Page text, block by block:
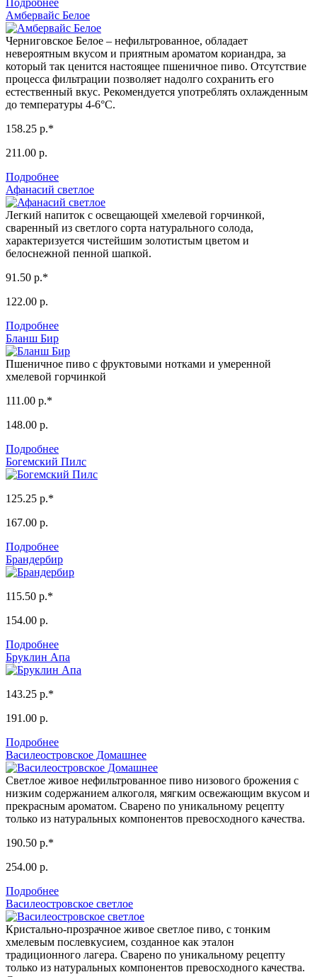
Подробнее
Амбервайс Белое
Черниговское Белое – нефильтрованное, обладает
невероятным вкусом и приятным ароматом кориандра, за
который так ценится настоящее пшеничное пиво. Отсутствие
процесса фильтрации позволяет надолго сохранить его
естественный вкус. Рекомендуется употреблять охлажденным
до температуры 4-6°С.
158.25 р.*
211.00 р.
Подробнее
Афанасий светлое
Легкий напиток с освещающей хмелевой горчинкой,
сваренный из светлого сорта натурального солода,
характеризуется чистейшим золотистым цветом и
белоснежной пенной шапкой.
91.50 р.*
122.00 р.
Подробнее
Бланш Бир
Пшеничное пиво с фруктовыми нотками и умеренной
хмелевой горчинкой
111.00 р.*
148.00 р.
Подробнее
Богемский Пилс
125.25 р.*
167.00 р.
Подробнее
Брандербир
115.50 р.*
154.00 р.
Подробнее
Бруклин Апа
143.25 р.*
191.00 р.
Подробнее
Василеостровское Домашнее
Светлое живое нефильтрованное пиво низового брожения с
низким содержанием алкоголя, мягким освежающим вкусом и
прекрасным ароматом. Сварено по уникальному рецепту
только из натуральных компонентов превосходного качества.
190.50 р.*
254.00 р.
Подробнее
Василеостровское светлое
Кристально-прозрачное живое светлое пиво, с тонким
хмелевым послевкусием, созданное как эталон
традиционного лагера. Сварено по уникальному рецепту
только из натуральных компонентов превосходного качества.